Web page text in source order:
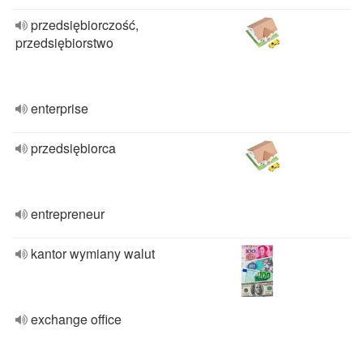
przedsiębiorczość,
przedsiębiorstwo
enterprise
przedsiębiorca
entrepreneur
kantor wymiany walut
exchange office